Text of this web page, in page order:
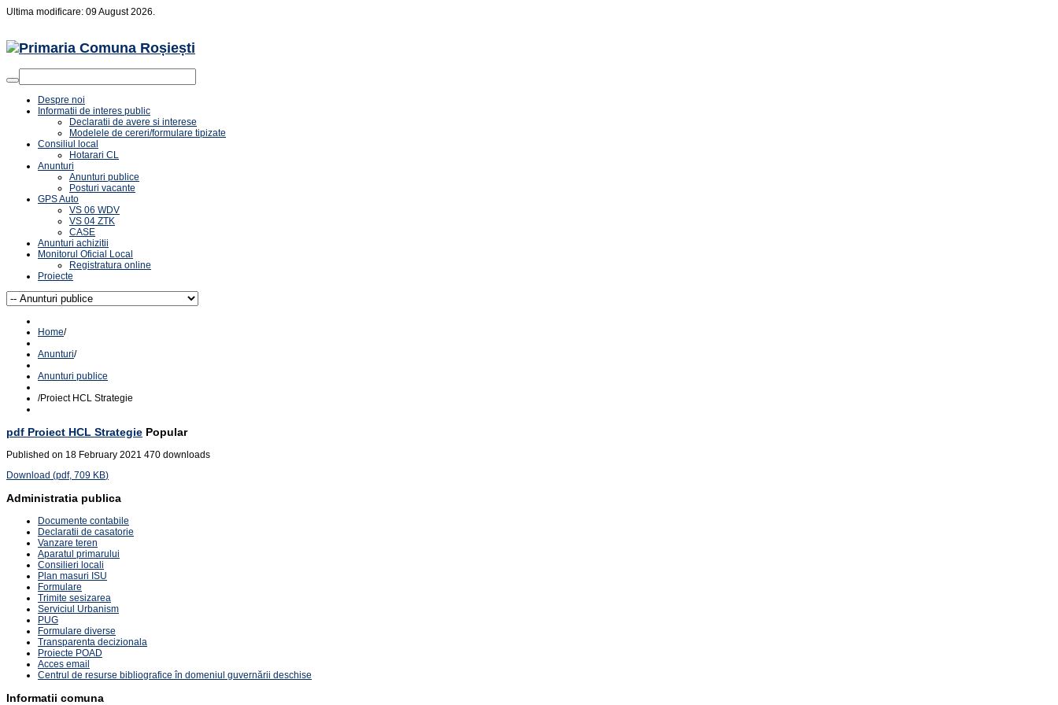
Ultima modificare: 09 August 2026.
Despre noi
Informatii de interes public
Declaratii de avere si interese
Modelele de cereri/formulare tipizate
Consiliul local
Hotarari CL
Anunturi
Anunturi publice
Posturi vacante
GPS Auto
VS 06 WDV
VS 04 ZTK
CASE
Anunturi achizitii
Monitorul Oficial Local
Registratura online
Proiecte
Home/
Anunturi/
Anunturi publice
/Proiect HCL Strategie
pdf Proiect HCL Strategie Popular
Published on 18 February 2021 470 downloads
Download (pdf, 709 KB)
Administratia publica
Documente contabile
Declaratii de casatorie
Vanzare teren
Aparatul primarului
Consilieri locali
Plan masuri ISU
Formulare
Trimite sesizarea
Serviciul Urbanism
PUG
Formulare diverse
Transparenta decizionala
Proiecte POAD
Acces email
Centrul de resurse bibliografice în domeniul guvernării deschise
Informatii comuna